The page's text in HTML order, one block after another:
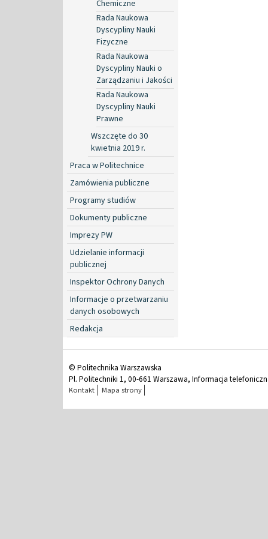
Chemiczne
Rada Naukowa
Dyscypliny Nauki
Fizyczne
Rada Naukowa
Dyscypliny Nauki o
Zarządzaniu i Jakości
Rada Naukowa
Dyscypliny Nauki
Prawne
Wszczęte do 30
kwietnia 2019 r.
Praca w Politechnice
Zamówienia publiczne
Programy studiów
Dokumenty publiczne
Imprezy PW
Udzielanie informacji
publicznej
Inspektor Ochrony Danych
Informacje o przetwarzaniu
danych osobowych
Redakcja
© Politechnika Warszawska
Pl. Politechniki 1, 00-661 Warszawa, Informacja
Kontakt Mapa strony